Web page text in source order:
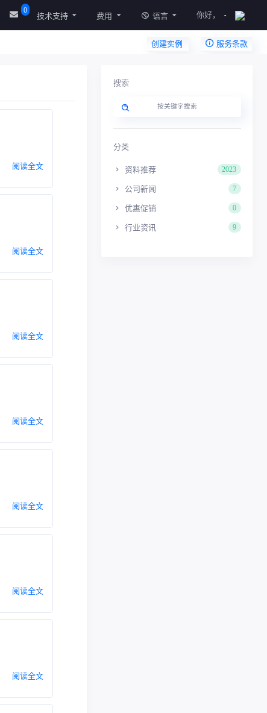
0
技术支持 费用 语言 你好，
创建实例
服务条款
阅读全文
阅读全文
阅读全文
阅读全文
阅读全文
阅读全文
阅读全文
搜索
分类
资料推荐 2023
公司新闻 7
优惠促销 0
行业资讯 9